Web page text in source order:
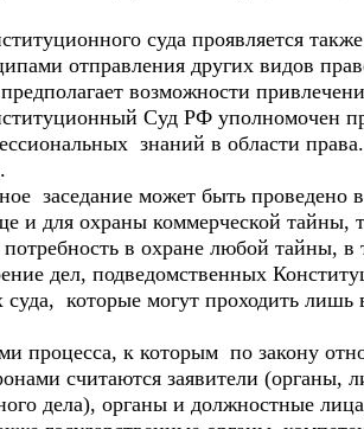
суда проявляется
отправления других видов
возможности
Суд РФ уполномочен
знаний в области
заседание может быть проведено
и для охраны коммерческой тайны,
в охране любой тайны,
дел, подведомственных
которые могут проходить лишь
процесса, к которым по закону
считаются заявители (органы,
дела), органы и должностные